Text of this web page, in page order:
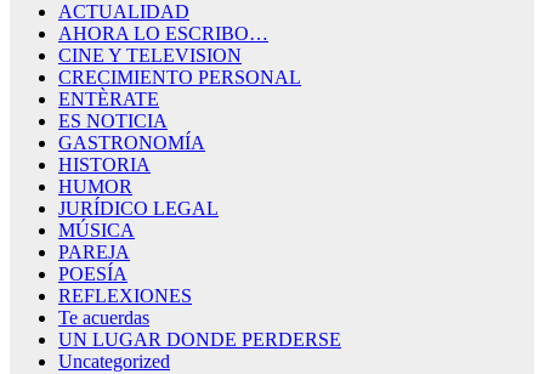
ACTUALIDAD
AHORA LO ESCRIBO…
CINE Y TELEVISION
CRECIMIENTO PERSONAL
ENTÈRATE
ES NOTICIA
GASTRONOMÍA
HISTORIA
HUMOR
JURÍDICO LEGAL
MÚSICA
PAREJA
POESÍA
REFLEXIONES
Te acuerdas
UN LUGAR DONDE PERDERSE
Uncategorized